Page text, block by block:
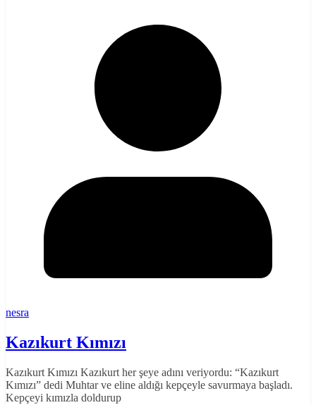
nesra
Kazıkurt Kımızı
Kazıkurt Kımızı Kazıkurt her şeye adını veriyordu: “Kazıkurt
Kımızı” dedi Muhtar ve eline aldığı kepçeyle savurmaya başladı.
Kepçeyi kımızla doldurup